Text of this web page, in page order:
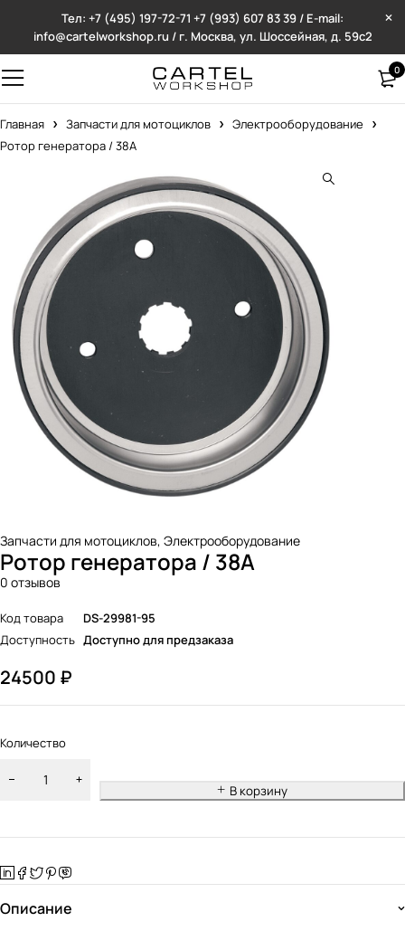
Тел: +7 (495) 197-72-71 +7 (993) 607 83 39 / E-mail:
info@cartelworkshop.ru / г. Москва, ул. Шоссейная, д. 59с2
0
Главная Запчасти для мотоциклов
Электрооборудование
Ротор генератора / 38А
Запчасти для мотоциклов, Электрооборудование
Ротор генератора / 38А
0 отзывов
Код товара
DS-29981-95
Доступность Доступно для предзаказа
24500 ₽
Количество
В корзину
Описание